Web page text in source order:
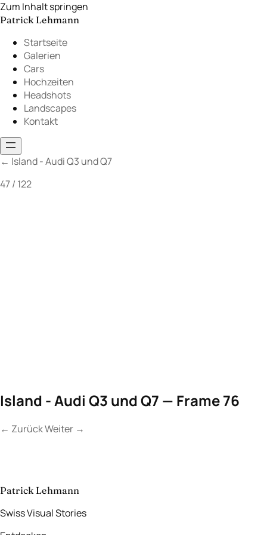
Zum Inhalt springen
Patrick Lehmann
Startseite
Galerien
Cars
Hochzeiten
Headshots
Landscapes
Kontakt
← Island - Audi Q3 und Q7
47 / 122
Island - Audi Q3 und Q7 — Frame 76
← ZurückWeiter →
aufnehmen→
Patrick Lehmann
Swiss Visual Stories